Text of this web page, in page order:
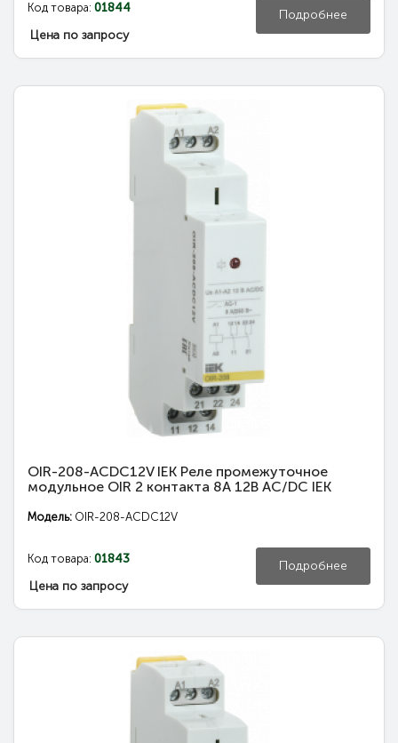
Код товара: 01844
Цена по запросу
Подробнее
OIR-208-ACDC12V IEK Реле промежуточное
модульное OIR 2 контакта 8А 12В AC/DC IEK
Модель: OIR-208-ACDC12V
Код товара: 01843
Цена по запросу
Подробнее